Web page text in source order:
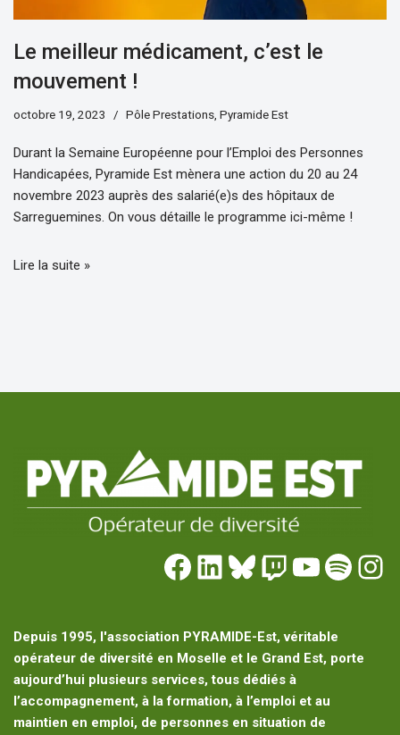
Le meilleur médicament, c’est le
mouvement !
octobre 19, 2023 Pôle Prestations Pyramide Est
Durant la Semaine Européenne pour l’Emploi des Personnes
Handicapées, Pyramide Est mènera une action du 20 au 24
novembre 2023 auprès des salarié(e)s des hôpitaux de
Sarreguemines. On vous détaille le programme ici-même !
Lire la suite »
Depuis 1995, l'association PYRAMIDE-Est, véritable
opérateur de diversité en Moselle et le Grand Est, porte
aujourd’hui plusieurs services, tous dédiés à
l’accompagnement, à la formation, à l’emploi et au
maintien en emploi, de personnes en situation de